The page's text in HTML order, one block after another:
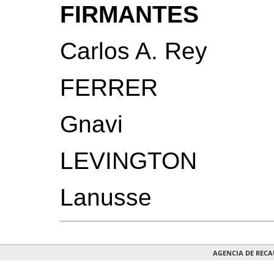
FIRMANTES
Carlos A. Rey
FERRER
Gnavi
LEVINGTON
Lanusse
AGENCIA DE